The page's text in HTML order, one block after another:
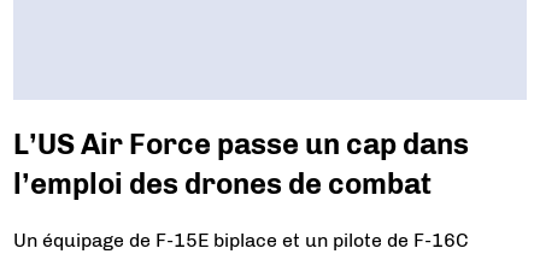
L’US Air Force passe un cap dans
l’emploi des drones de combat
Un équipage de F-15E biplace et un pilote de F-16C